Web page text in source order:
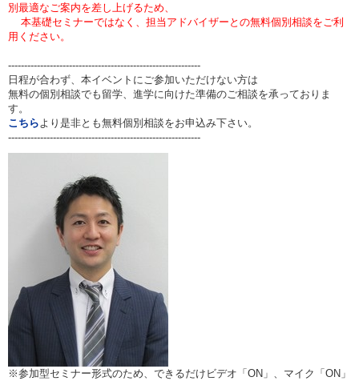
別最適なご案内を差し上げるため、
本基礎セミナーではなく、担当アドバイザーとの無料個別相談をご利
用ください。
------------------------------------------------------------
日程が合わず、本イベントにご参加いただけない方は
無料の個別相談でも留学、進学に向けた準備のご相談を承っておりま
す。
こちらより是非とも無料個別相談をお申込み下さい。
------------------------------------------------------------
※参加型セミナー形式のため、できるだけビデオ「ON」、マイク「ON」